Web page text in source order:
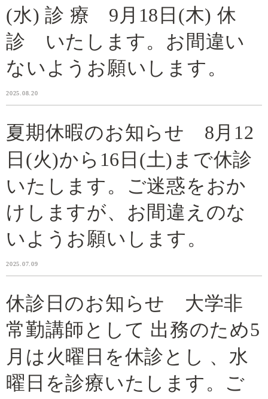
(水) 診 療 9月18日(木) 休
診 いたします。お間違い
ないようお願いします。
2025.08.20
夏期休暇のお知らせ 8月12
日(火)から16日(土)まで休診
いたします。ご迷惑をおか
けしますが、お間違えのな
いようお願いします。
2025.07.09
休診日のお知らせ 大学非
常勤講師として 出務のため5
月は火曜日を休診とし 、水
曜日を診療いたします。ご